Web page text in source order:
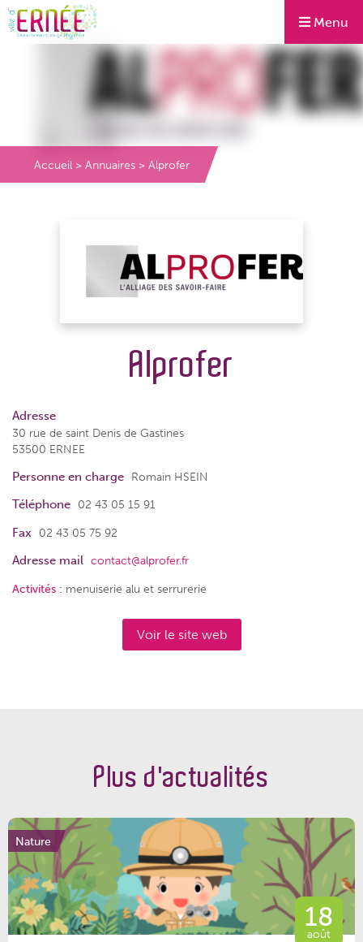
Menu
Accueil > Annuaires > Alprofer
Alprofer
Adresse
30 rue de saint Denis de Gastines
53500 ERNEE
Personne en charge Romain HSEIN
Téléphone 02 43 05 15 91
Fax
02 43 05 75 92
Adresse mail contact@alprofer.fr
Activités : menuiserie alu et serrurerie
Voir le site web
Plus d'actualités
Nature
18
août